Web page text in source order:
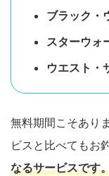
ブラック・
スターウォ
ウエスト
無料期間こそあり
ビスと比べてもお
なるサービスです